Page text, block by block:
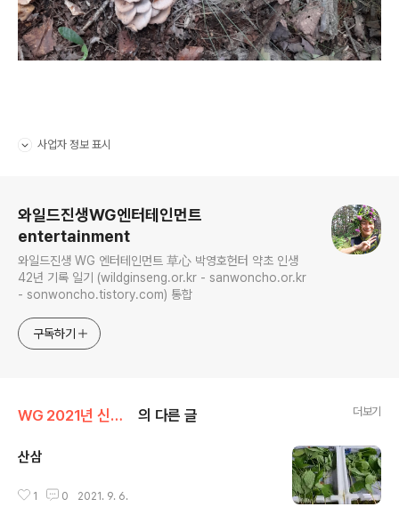
사업자 정보 표시
와일드진생WG엔터테인먼트
entertainment
와일드진생 WG 엔터테인먼트 草心 박영호헌터 약초 인생
42년 기록 일기 (wildginseng.or.kr - sanwoncho.or.kr
- sonwoncho.tistory.com) 통합
구독하기
WG 2021년 신축년 기록 의 다른 글 더보기
산삼
1 0 2021. 9. 6.